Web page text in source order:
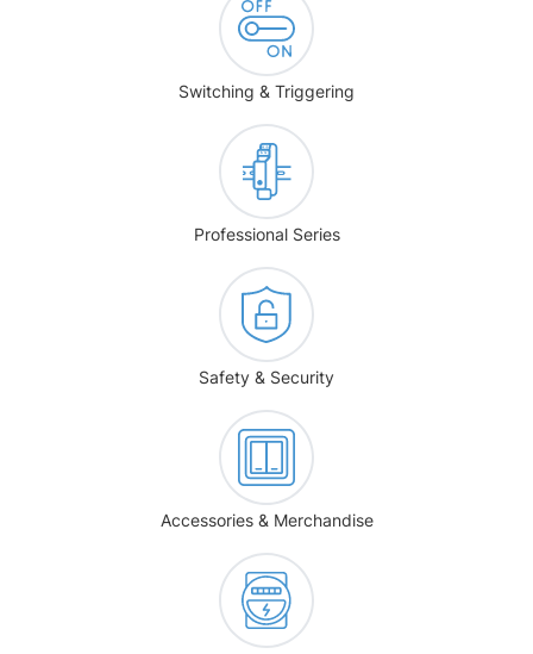
Switching & Triggering
Professional Series
Safety & Security
Accessories & Merchandise